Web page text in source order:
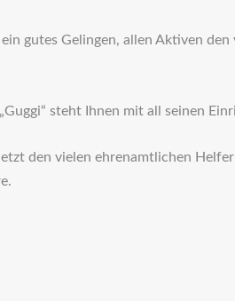
gutes Gelingen, allen Aktiven
steht Ihnen mit all seinen
den vielen ehrenamtlichen